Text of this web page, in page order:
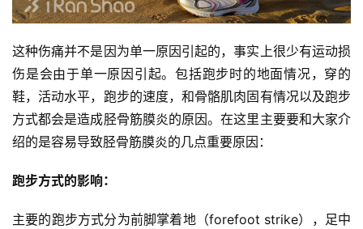
这种伤痛并不是因为单一原因引起的，事实上很少有运动损
伤是会由于单一原因引起。包括跑步时的地面情况，穿的
鞋，活动水平，跑步的速度，和骨骼肌肉固有情况以及跑步
方式都会是造成胫骨筋膜炎的原因。在这里主要要和大家介
绍的是容易导致胫骨筋膜炎的几点重要原因：
跑步方式的影响：
主要的跑步方式分为前脚掌着地（forefoot strike），足中